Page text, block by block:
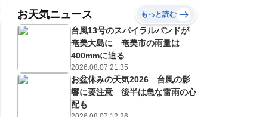
19
ミリ
℃
20
0ミリ
21
0ミリ
22
0ミリ 0
お天気ニュース もっと読む
台風13号のスパイラルバンドが
奄美大島に 奄美市の雨量は
400mmに迫る
2026.08.07 21:35
お盆休みの天気2026 台風の影
響に要注意 後半は急な雷雨の心
配も